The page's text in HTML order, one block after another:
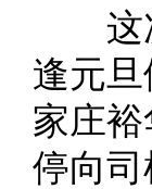
这次
逢元
家庄
停向